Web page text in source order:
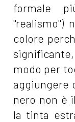
formale
"realismo")
colore
modo per
aggiungere
nero non è
la tinta